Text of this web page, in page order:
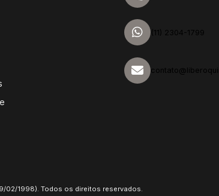
(11) 2304-1799
02/1998). Todos os direitos reservados.